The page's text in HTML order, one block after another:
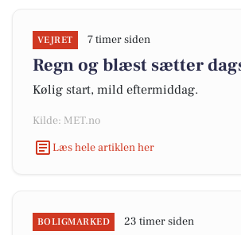
VEJRET 7 timer siden
Regn og blæst sætter
Kølig start, mild eftermiddag.
Kilde: MET.no
Læs hele artiklen her
BOLIGMARKED 23 timer siden